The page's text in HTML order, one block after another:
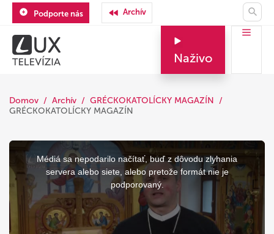
Podporte nás Archív
Naživo
Domov Archív
GRÉCKOKATOLÍCKY MAGAZÍN
GRÉCKOKATOLÍCKY MAGAZÍN
This
window.
Médiá sa nepodarilo načítať, buď z dôvodu zlyhania
servera alebo siete, alebo pretože formát nie je
podporovaný.